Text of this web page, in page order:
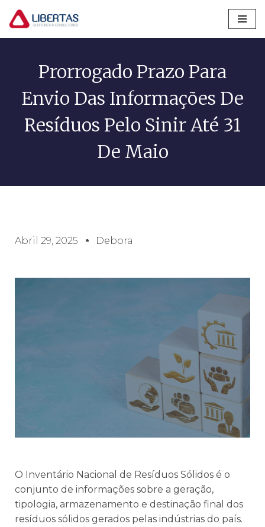
Pular
conteúdoProrrogado Prazo Para
Envio Das Informações De
Resíduos Pelo Sinir Até 31
De Maio
Abril 29, 2025 Debora
O Inventário Nacional de Resíduos Sólidos é o
conjunto de informações sobre a geração,
tipologia, armazenamento e destinação final dos
resíduos sólidos gerados pelas indústrias do país.